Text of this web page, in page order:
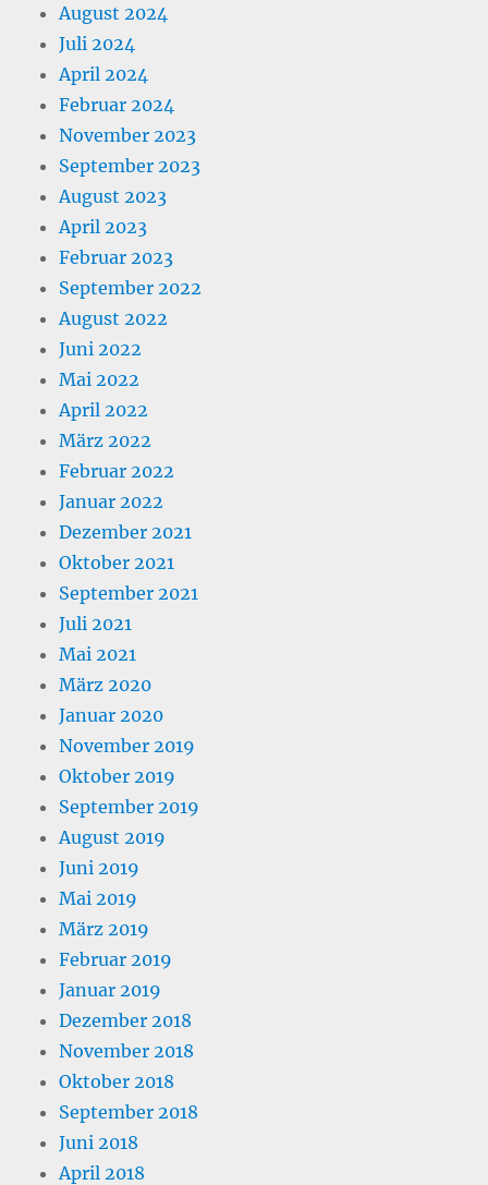
August 2024
Juli 2024
April 2024
Februar 2024
November 2023
September 2023
August 2023
April 2023
Februar 2023
September 2022
August 2022
Juni 2022
Mai 2022
April 2022
März 2022
Februar 2022
Januar 2022
Dezember 2021
Oktober 2021
September 2021
Juli 2021
Mai 2021
März 2020
Januar 2020
November 2019
Oktober 2019
September 2019
August 2019
Juni 2019
Mai 2019
März 2019
Februar 2019
Januar 2019
Dezember 2018
November 2018
Oktober 2018
September 2018
Juni 2018
April 2018